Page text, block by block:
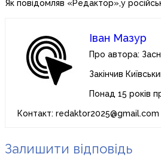
Як повідомляв «Редактор»,у
Іван Мазур
Про автора:
Закінчив
Понад 15 років
Контакт: redaktor2025@gmail.com
Залишити відповідь